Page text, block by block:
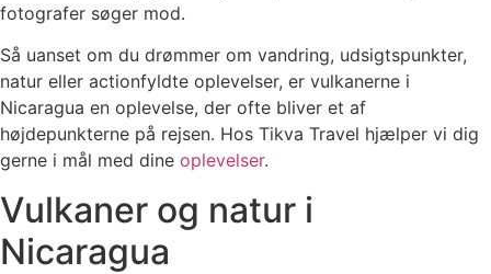
fotografer søger mod.
Så uanset om du drømmer om vandring, udsigtspunkter,
natur eller actionfyldte oplevelser, er vulkanerne i
Nicaragua en oplevelse, der ofte bliver et af
højdepunkterne på rejsen. Hos Tikva Travel hjælper vi dig
gerne i mål med dine oplevelser.
Vulkaner og natur i
Nicaragua